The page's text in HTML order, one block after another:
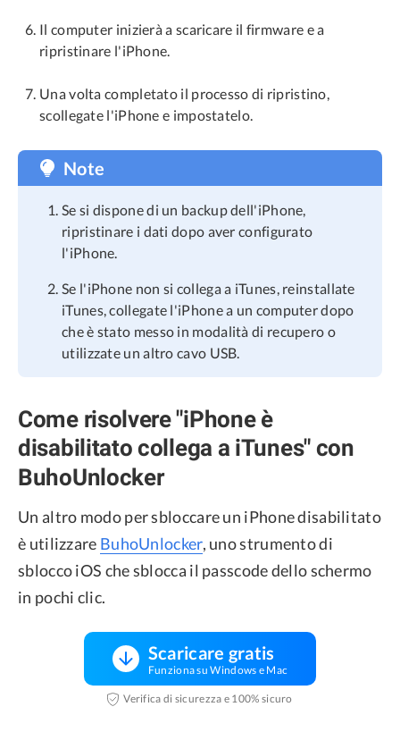
Il computer inizierà a scaricare il firmware e a
ripristinare l'iPhone.
Una volta completato il processo di ripristino,
scollegate l'iPhone e impostatelo.
Note
Se si dispone di un backup dell'iPhone,
ripristinare i dati dopo aver configurato
l'iPhone.
Se l'iPhone non si collega a iTunes, reinstallate
iTunes, collegate l'iPhone a un computer dopo
che è stato messo in modalità di recupero o
utilizzate un altro cavo USB.
Come risolvere "iPhone è
disabilitato collega a iTunes" con
BuhoUnlocker
Un altro modo per sbloccare un iPhone disabilitato
è utilizzare BuhoUnlocker, uno strumento di
sblocco iOS che sblocca il passcode dello schermo
in pochi clic.
Scaricare gratis
Funziona su Windows e Mac
Verifica di sicurezza e 100% sicuro